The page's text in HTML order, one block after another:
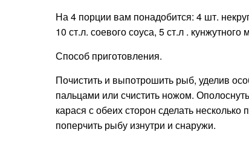
На 4 порции вам понадобится: 4 шт.
10 ст.л. соевого соуса, 5 ст.л .
Способ приготовления.
Почистить и выпотрошить рыб, уделив
пальцами или счистить ножом.
карася с обеих сторон сделать
поперчить рыбу изнутри и снаружи.